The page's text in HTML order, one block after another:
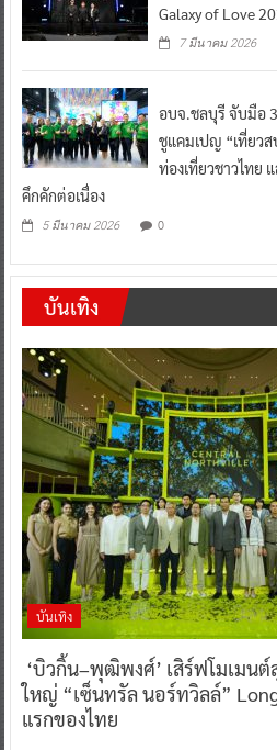
Galaxy of Love
7 มีนาคม 2026
อบจ.ชลบุรี จับมือ
ชูแคมเปญ “เที่ยว
ท่องเที่ยวชาวไทย
คึกคักต่อเนื่อง
5 มีนาคม 2026 0
บันเทิง
บันเทิง
‘บิวกิ้น–พุฒิพงศ์’ เสิร์ฟโมเมน
ใหญ่ “เซ็นทรัล นอร์ทวิลล์”
แรกของไทย